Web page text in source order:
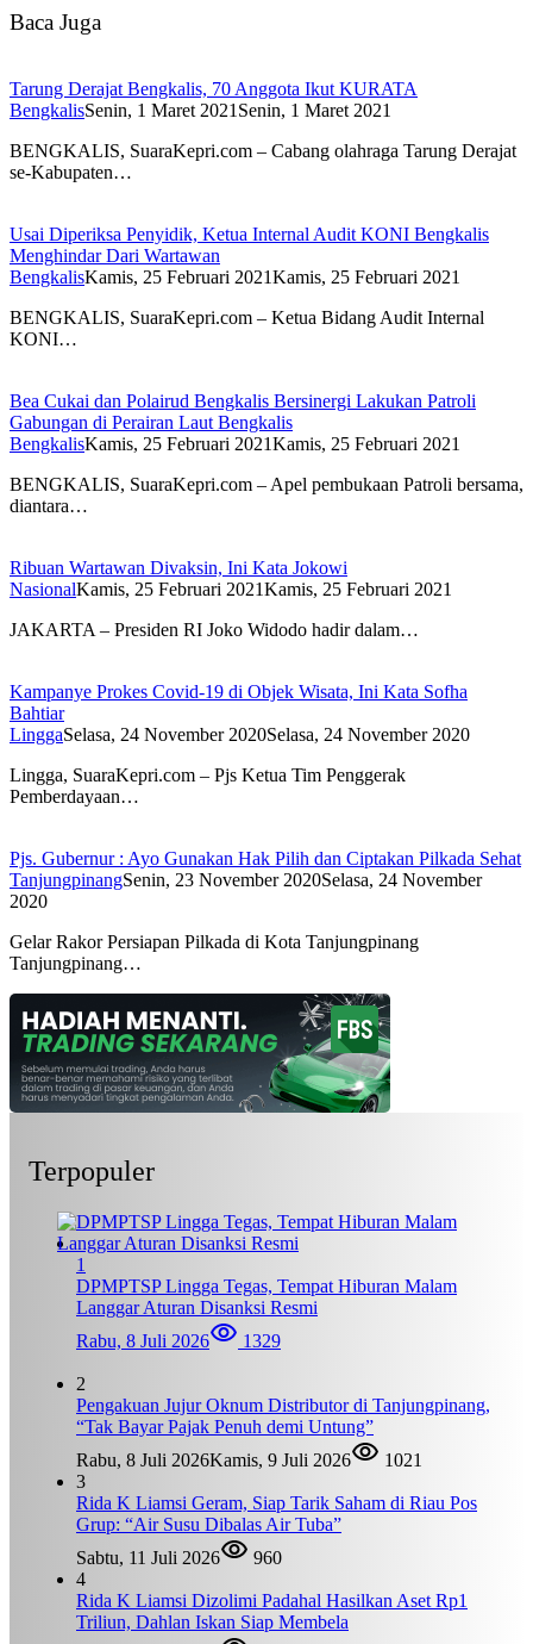
Baca Juga
Tarung Derajat Bengkalis, 70 Anggota Ikut KURATA
BengkalisSenin, 1 Maret 2021 Senin, 1 Maret 2021
BENGKALIS, SuaraKepri.com – Cabang olahraga Tarung Derajat
se-Kabupaten…
Usai Diperiksa Penyidik, Ketua Internal Audit KONI Bengkalis
Menghindar Dari Wartawan
BengkalisKamis, 25 Februari 2021Kamis, 25 Februari 2021
BENGKALIS, SuaraKepri.com – Ketua Bidang Audit Internal
KONI…
Bea Cukai dan Polairud Bengkalis Bersinergi Lakukan Patroli
Gabungan di Perairan Laut Bengkalis
BengkalisKamis, 25 Februari 2021Kamis, 25 Februari 2021
BENGKALIS, SuaraKepri.com – Apel pembukaan Patroli bersama,
diantara…
Ribuan Wartawan Divaksin, Ini Kata Jokowi
NasionalKamis, 25 Februari 2021Kamis, 25 Februari 2021
JAKARTA – Presiden RI Joko Widodo hadir dalam…
Kampanye Prokes Covid-19 di Objek Wisata, Ini Kata Sofha
Bahtiar
LinggaSelasa, 24 November 2020Selasa, 24 November 2020
Lingga, SuaraKepri.com – Pjs Ketua Tim Penggerak
Pemberdayaan…
Pjs. Gubernur : Ayo Gunakan Hak Pilih dan Ciptakan Pilkada Sehat
TanjungpinangSenin, 23 November 2020Selasa, 24 November
2020
Gelar Rakor Persiapan Pilkada di Kota Tanjungpinang
Tanjungpinang…
Terpopuler
1
DPMPTSP Lingga Tegas, Tempat Hiburan Malam
Langgar Aturan Disanksi Resmi
Rabu, 8 Juli 2026
1329
2
Pengakuan Jujur Oknum Distributor di Tanjungpinang,
“Tak Bayar Pajak Penuh demi Untung”
Rabu, 8 Juli 2026Kamis, 9 Juli 2026
1021
3
Rida K Liamsi Geram, Siap Tarik Saham di Riau Pos
Grup: “Air Susu Dibalas Air Tuba”
Sabtu, 11 Juli 2026
960
4
Rida K Liamsi Dizolimi Padahal Hasilkan Aset Rp1
Triliun, Dahlan Iskan Siap Membela